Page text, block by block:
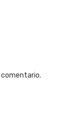
comentario.